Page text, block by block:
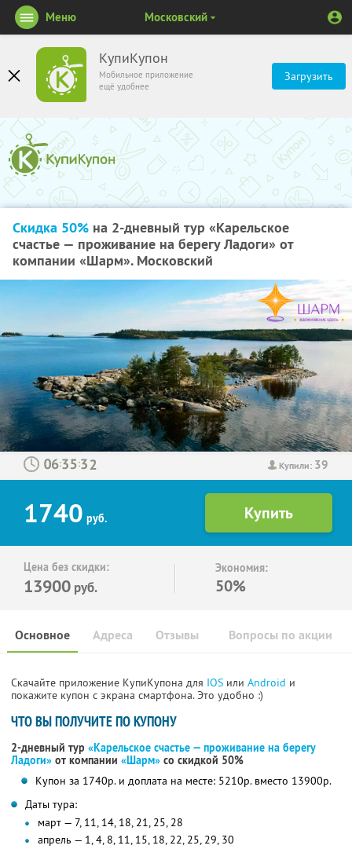
КупиКупон
Мобильное приложение
ещё удобнее
Загрузить
Меню Московский
Скидка 50% на 2-дневный тур «Карельское
счастье — проживание на берегу Ладоги» от
компании «Шарм». Московский
Купили: 39
: :
1740 руб.
Цена без скидки:
13900 руб.
Экономия:
50%
Основное Отзывы Вопросы по акции
Адреса
Скачайте приложение КупиКупона для IOS или Android и
покажите купон с экрана смартфона. Это удобно :)
ЧТО ВЫ ПОЛУЧИТЕ ПО КУПОНУ
2-дневный тур «Карельское счастье — проживание на берегу
Ладоги» от компании «Шарм» со скидкой 50%
Купон за 1740р. и доплата на месте: 5210р. вместо 13900р.
Даты тура:
март — 7, 11, 14, 18, 21, 25, 28
апрель — 1, 4, 8, 11, 15, 18, 22, 25, 29, 30